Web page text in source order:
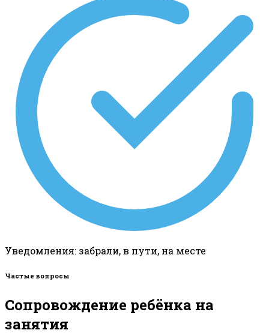
Уведомления: забрали, в пути, на месте
Частые вопросы
Сопровождение ребёнка на
занятия